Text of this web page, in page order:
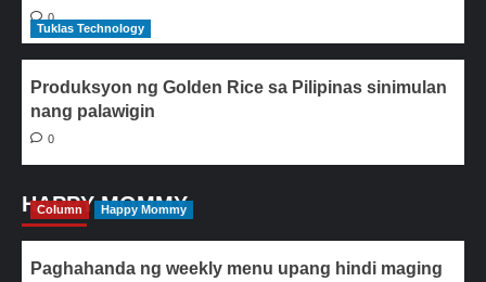
0
Tuklas Technology
Produksyon ng Golden Rice sa Pilipinas sinimulan
nang palawigin
0
HAPPY MOMMY
Column Happy Mommy
Paghahanda ng weekly menu upang hindi maging